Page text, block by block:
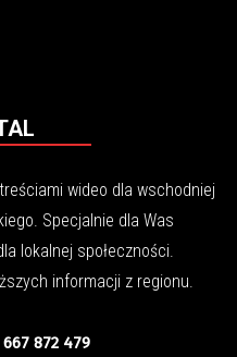
wideo dla wschodniej
Specjalnie dla Was
lokalnej społeczności.
informacji z regionu.
872 479